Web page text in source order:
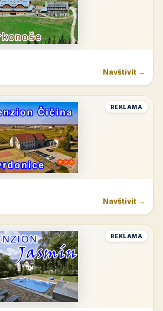
Navštívit →
REKLAMA
Navštívit →
REKLAMA